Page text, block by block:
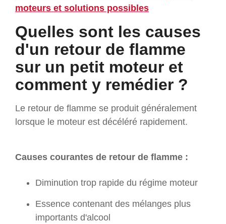
moteurs et solutions possibles
Quelles sont les causes
d'un retour de flamme
sur un petit moteur et
comment y remédier ?
Le retour de flamme se produit généralement
lorsque le moteur est décéléré rapidement.
Causes courantes de retour de flamme :
Diminution trop rapide du régime moteur
Essence contenant des mélanges plus
importants d'alcool